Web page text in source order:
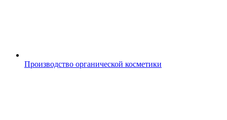
Производство органической косметики